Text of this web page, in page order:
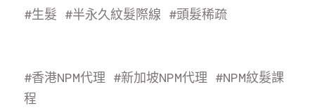
#生髮 #半永久紋髮際線 #頭髮稀疏
#香港NPM代理 #新加坡NPM代理 #NPM紋髮課
程